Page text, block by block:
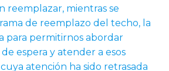
reemplazar, mientras se
de reemplazo del techo, la
para permitirnos abordar
espera y atender a esos
atención ha sido retrasada